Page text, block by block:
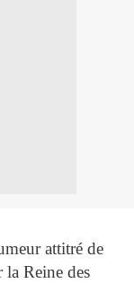
attitré de
Reine des